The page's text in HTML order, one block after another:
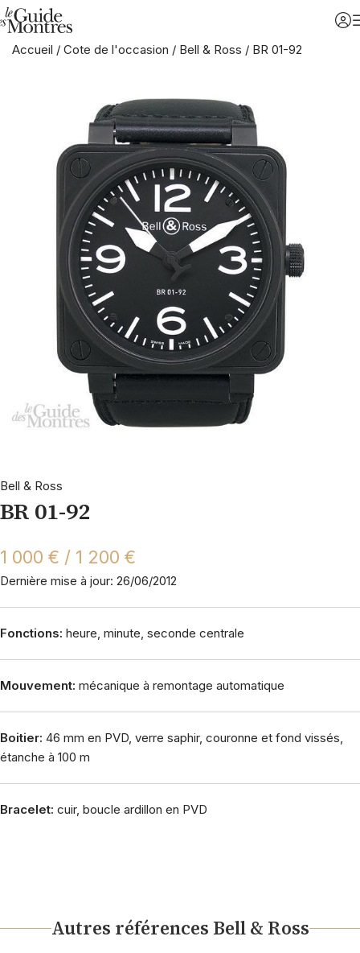
Accueil / Cote de l'occasion / Bell & Ross / BR 01-92
Bell & Ross
BR 01-92
1 000 € / 1 200 €
Dernière mise à jour: 26/06/2012
Fonctions: heure, minute, seconde centrale
Mouvement: mécanique à remontage automatique
Boitier: 46 mm en PVD, verre saphir, couronne et fond vissés,
étanche à 100 m
Bracelet: cuir, boucle ardillon en PVD
Autres références Bell & Ross